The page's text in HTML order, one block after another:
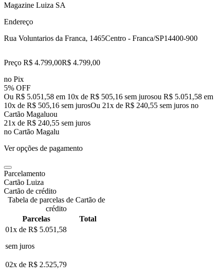
Magazine Luiza SA
Endereço
Rua Voluntarios da Franca, 1465Centro - Franca/SP14400-900
Preço R$ 4.799,00R$ 4.799,00
no Pix
5% OFF
Ou R$ 5.051,58 em 10x de R$ 505,16 sem jurosou R$ 5.051,58 em
10x de R$ 505,16 sem jurosOu 21x de R$ 240,55 sem juros no
Cartão Magaluou
21x de R$ 240,55 sem juros
no Cartão Magalu
Ver opções de pagamento
Parcelamento
Cartão Luiza
Cartão de crédito
Tabela de parcelas de Cartão de
crédito
Parcelas
Total
01x de R$ 5.051,58
sem juros
02x de R$ 2.525,79